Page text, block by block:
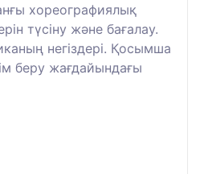
хореографиялық
түсіну және бағалау.
негіздері. Қосымша
беру жағдайындағы